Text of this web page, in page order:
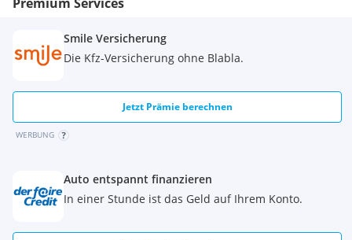
Smile Versicherung
Die Kfz-Versicherung ohne Blabla.
Jetzt Prämie berechnen
WERBUNG
Auto entspannt finanzieren
In einer Stunde ist das Geld auf Ihrem Konto.